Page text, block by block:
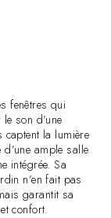
fenêtres qui
son d’une
captent la lumière
ample salle
intégrée. Sa
n’en fait pas
garantit sa
confort.